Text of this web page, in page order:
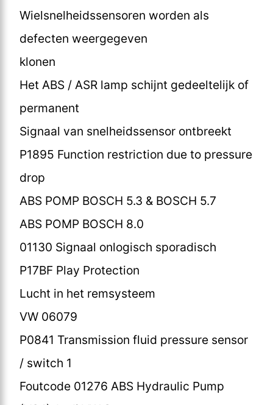
Wielsnelheidssensoren worden als
defecten weergegeven
klonen
Het ABS / ASR lamp schijnt gedeeltelijk of
permanent
Signaal van snelheidssensor ontbreekt
P1895 Function restriction due to pressure
drop
ABS POMP BOSCH 5.3 & BOSCH 5.7
ABS POMP BOSCH 8.0
01130 Signaal onlogisch sporadisch
P17BF Play Protection
Lucht in het remsysteem
VW 06079
P0841 Transmission fluid pressure sensor
/ switch 1
Foutcode 01276 ABS Hydraulic Pump